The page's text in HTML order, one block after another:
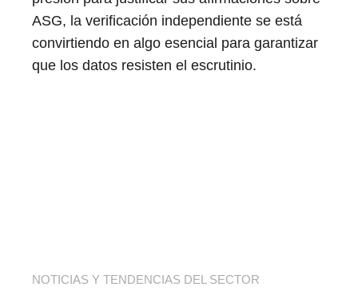
ASG, la verificación independiente se está
convirtiendo en algo esencial para garantizar
que los datos resisten el escrutinio.
NOTICIAS Y TENDENCIAS DEL SECTOR